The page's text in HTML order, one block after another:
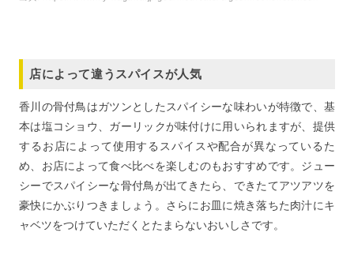
店によって違うスパイスが人気
香川の骨付鳥はガツンとしたスパイシーな味わいが特徴で、基
本は塩コショウ、ガーリックが味付けに用いられますが、提供
するお店によって使用するスパイスや配合が異なっているた
め、お店によって食べ比べを楽しむのもおすすめです。ジュー
シーでスパイシーな骨付鳥が出てきたら、できたてアツアツを
豪快にかぶりつきましょう。さらにお皿に焼き落ちた肉汁にキ
ャベツをつけていただくとたまらないおいしさです。